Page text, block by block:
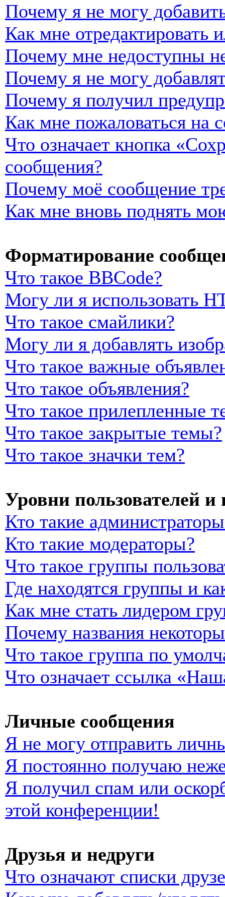
Почему я не могу
Как мне отредактировать
Почему мне недоступны
Почему я не могу
Почему я получил
Как мне пожаловаться на
Что означает кнопка
сообщения?
Почему моё сообщение
Как мне вновь поднять
Форматирование
Что такое BBCode?
Могу ли я использовать
Что такое смайлики?
Могу ли я добавлять
Что такое важные
Что такое объявления?
Что такое прилепленные
Что такое закрытые темы?
Что такое значки тем?
Уровни пользователей
Кто такие
Кто такие модераторы?
Что такое группы
Где находятся группы и
Как мне стать лидером
Почему названия
Что такое группа по
Что означает ссылка
Личные сообщения
Я не могу отправить
Я постоянно получаю
Я получил спам или
этой конференции!
Друзья и недруги
Что означают списки